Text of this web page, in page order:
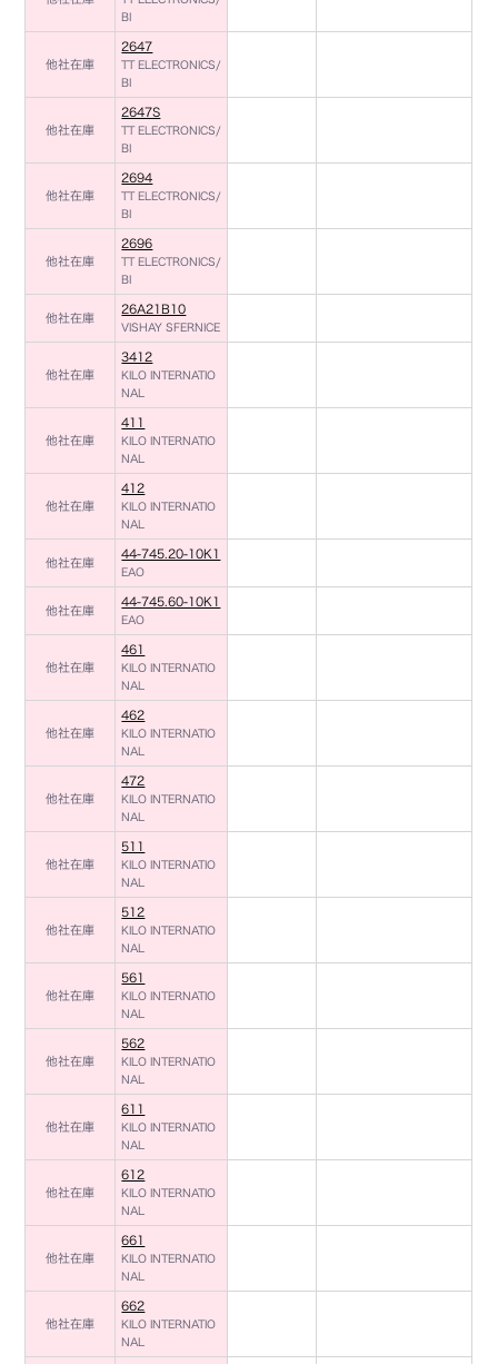
BI
他社在庫
2647
TT ELECTRONICS/
BI
他社在庫
2647S
TT ELECTRONICS/
BI
他社在庫
2694
TT ELECTRONICS/
BI
他社在庫
2696
TT ELECTRONICS/
BI
他社在庫
26A21B10
VISHAY SFERNICE
他社在庫
3412
KILO INTERNATIO
NAL
他社在庫
411
KILO INTERNATIO
NAL
他社在庫
412
KILO INTERNATIO
NAL
他社在庫
44-745.20-10K1
EAO
他社在庫
44-745.60-10K1
EAO
他社在庫
461
KILO INTERNATIO
NAL
他社在庫
462
KILO INTERNATIO
NAL
他社在庫
472
KILO INTERNATIO
NAL
他社在庫
511
KILO INTERNATIO
NAL
他社在庫
512
KILO INTERNATIO
NAL
他社在庫
561
KILO INTERNATIO
NAL
他社在庫
562
KILO INTERNATIO
NAL
他社在庫
611
KILO INTERNATIO
NAL
他社在庫
612
KILO INTERNATIO
NAL
他社在庫
661
KILO INTERNATIO
NAL
他社在庫
662
KILO INTERNATIO
NAL